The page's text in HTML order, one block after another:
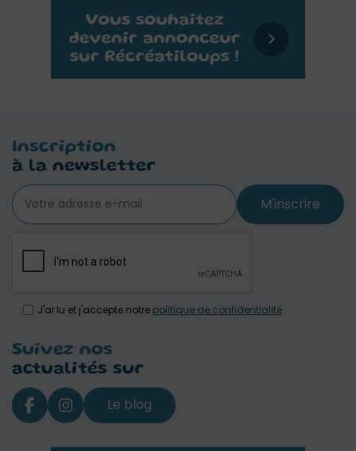
Inscription
à la newsletter
M'inscrire
J'ai lu et j'accepte notre politique de confidentialité
Suivez nos
actualités sur
Le blog